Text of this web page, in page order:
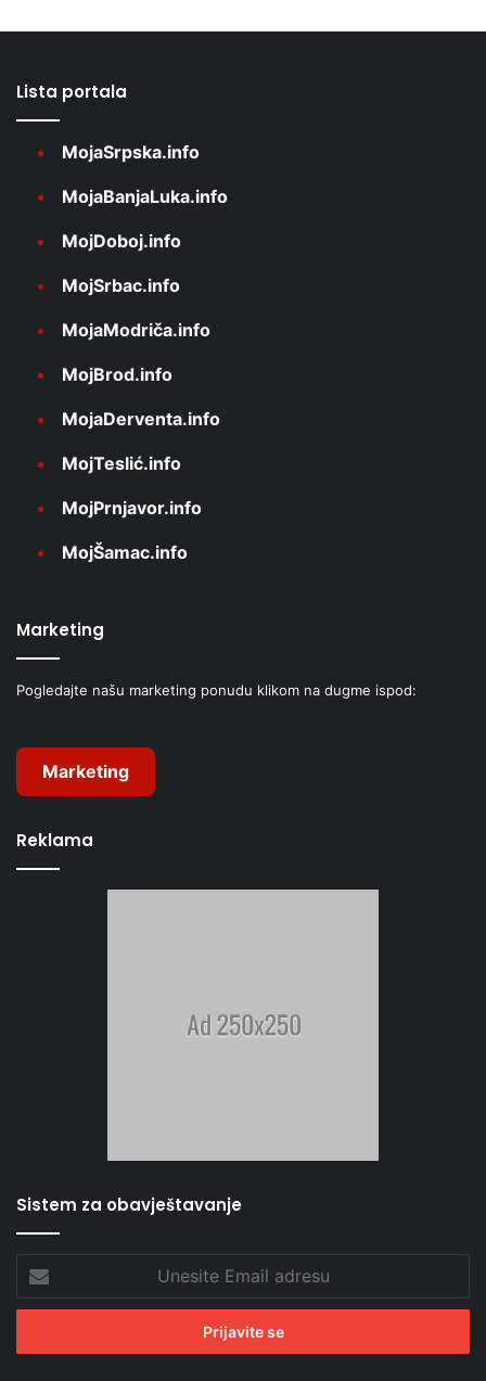
Lista portala
MojaSrpska.info
MojaBanjaLuka.info
MojDoboj.info
MojSrbac.info
MojaModriča.info
MojBrod.info
MojaDerventa.info
MojTeslić.info
MojPrnjavor.info
MojŠamac.info
Marketing
Pogledajte našu marketing ponudu klikom na dugme ispod:
Marketing
Reklama
Sistem za obavještavanje
Unesite
Email
adresu